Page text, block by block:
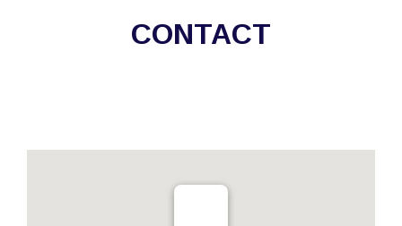
CONTACT